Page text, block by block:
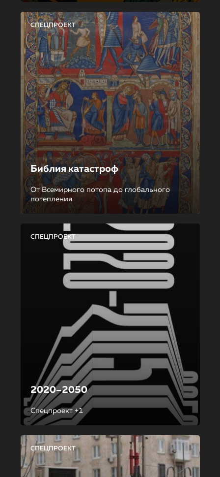
СПЕЦПРОЕКТ
Библия катастроф
От Всемирного потопа до глобального
потепления
СПЕЦПРОЕКТ
2020–2050
Спецпроект +1
СПЕЦПРОЕКТ